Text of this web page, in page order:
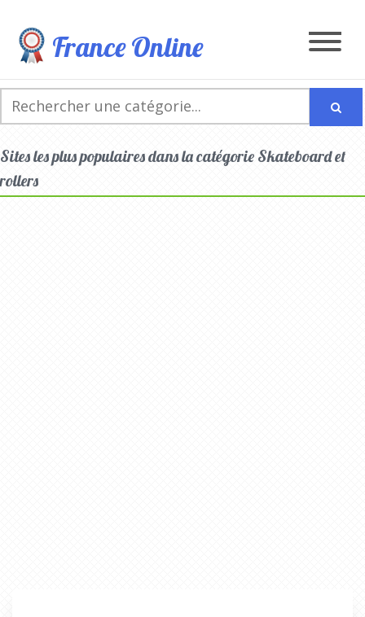
France Online
Sites les plus populaires dans la catégorie Skateboard et
rollers